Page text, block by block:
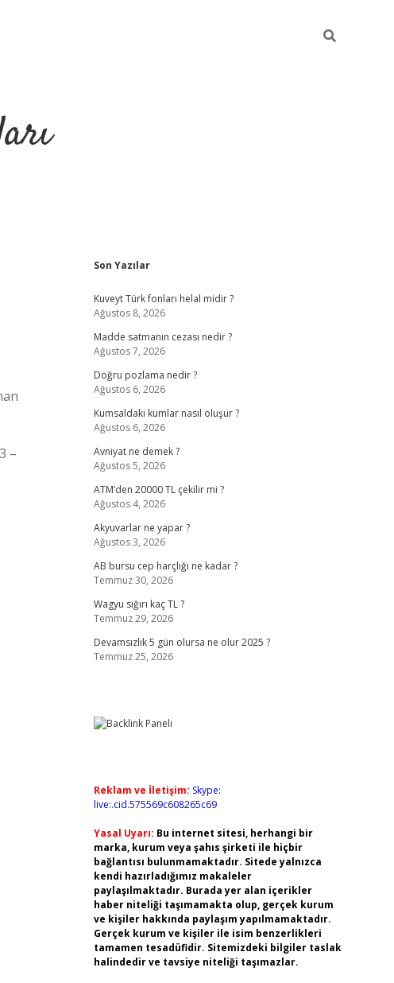
–
Sidebar
Son Yazılar
Kuveyt Türk fonları helal midir ?
Ağustos 8, 2026
Madde satmanın cezası nedir ?
Ağustos 7, 2026
Doğru pozlama nedir ?
Ağustos 6, 2026
Kumsaldaki kumlar nasıl oluşur ?
Ağustos 6, 2026
Avniyat ne demek ?
Ağustos 5, 2026
ATM’den 20000 TL çekilir mi ?
Ağustos 4, 2026
Akyuvarlar ne yapar ?
Ağustos 3, 2026
AB bursu cep harçlığı ne kadar ?
Temmuz 30, 2026
Wagyu sığırı kaç TL ?
Temmuz 29, 2026
Devamsızlık 5 gün olursa ne olur 2025 ?
Temmuz 25, 2026
Reklam ve İletişim: Skype:
live:.cid.575569c608265c69
Yasal Uyarı: Bu internet sitesi, herhangi bir
marka, kurum veya şahıs şirketi ile hiçbir
bağlantısı bulunmamaktadır. Sitede yalnızca
kendi hazırladığımız makaleler
paylaşılmaktadır. Burada yer alan içerikler
haber niteliği taşımamakta olup, gerçek kurum
ve kişiler hakkında paylaşım yapılmamaktadır.
Gerçek kurum ve kişiler ile isim benzerlikleri
tamamen tesadüfidir. Sitemizdeki bilgiler taslak
halindedir ve tavsiye niteliği taşımazlar.